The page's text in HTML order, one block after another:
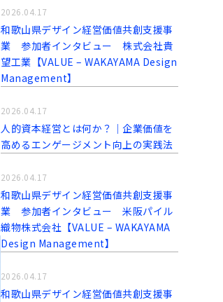
和歌山県デザイン経営価値共創支援事
業 参加者インタビュー 株式会社貴
望工業【VALUE – WAKAYAMA Design
Management】
2026.04.17
人的資本経営とは何か？｜企業価値を
高めるエンゲージメント向上の実践法
2026.04.17
和歌山県デザイン経営価値共創支援事
業 参加者インタビュー 米阪パイル
織物株式会社【VALUE – WAKAYAMA
Design Management】
2026.04.17
和歌山県デザイン経営価値共創支援事
2026.04.17